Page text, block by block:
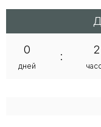
0
дней
:
2